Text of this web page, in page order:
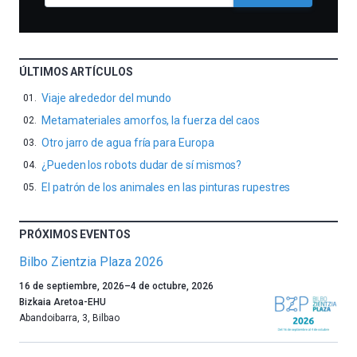
ÚLTIMOS ARTÍCULOS
Viaje alrededor del mundo
Metamateriales amorfos, la fuerza del caos
Otro jarro de agua fría para Europa
¿Pueden los robots dudar de sí mismos?
El patrón de los animales en las pinturas rupestres
PRÓXIMOS EVENTOS
Bilbo Zientzia Plaza 2026
Un
año
más,
16 de septiembre, 2026–4 de octubre, 2026
Bizkaia Aretoa-EHU
Abandoibarra, 3, Bilbao